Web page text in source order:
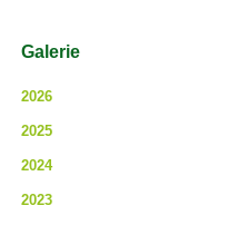
Navigation
Galerie
2026
2025
2024
2023